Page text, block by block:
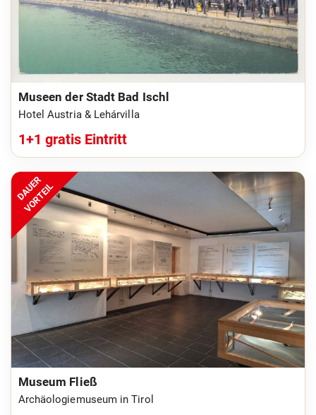
Museen der Stadt Bad Ischl
Hotel Austria & Lehárvilla
1+1 gratis Eintritt
DAUER
VORTEIL
Museum Fließ
Archäologiemuseum in Tirol